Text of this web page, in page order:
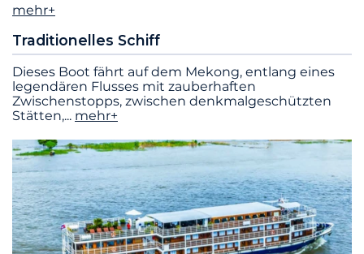
mehr+
Traditionelles Schiff
Dieses Boot fährt auf dem Mekong, entlang eines
legendären Flusses mit zauberhaften
Zwischenstopps, zwischen denkmalgeschützten
Stätten,... mehr+